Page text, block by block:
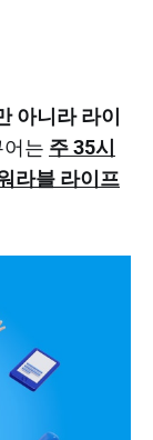
아니라 라이
는 주 35시
라블 라이프